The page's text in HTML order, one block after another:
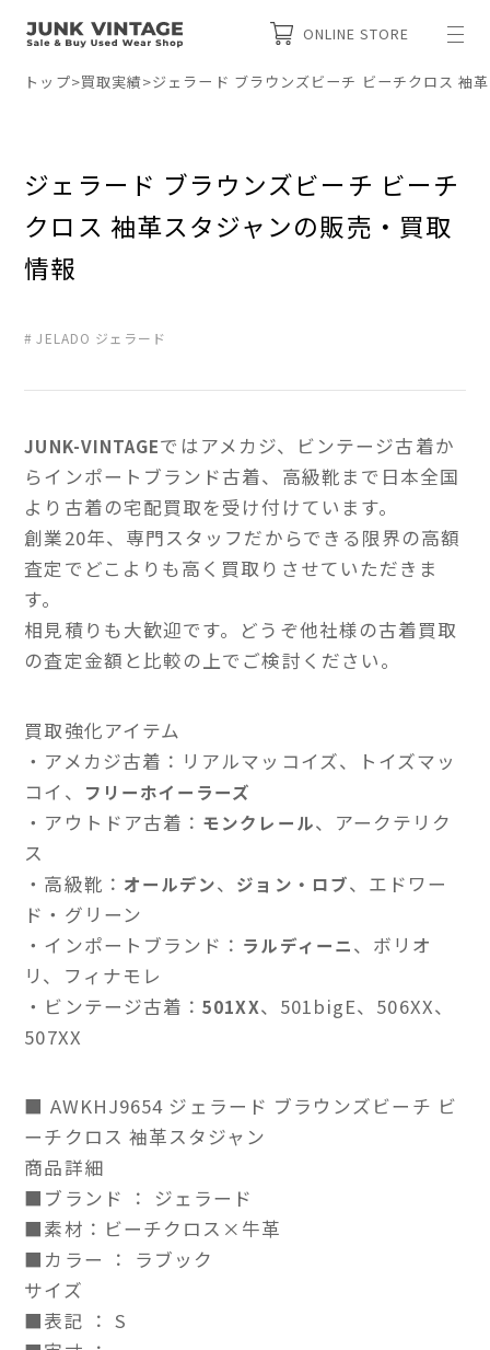
ONLINE STORE
トップ>買取実績>ジェラード ブラウンズビーチ ビーチクロス 袖
ジェラード ブラウンズビーチ ビーチ
クロス 袖革スタジャンの販売・買取
情報
JELADO ジェラード
JUNK-VINTAGEではアメカジ、ビンテージ古着か
らインポートブランド古着、高級靴まで日本全国
より古着の宅配買取を受け付けています。
創業20年、専門スタッフだからできる限界の高額
査定でどこよりも高く買取りさせていただきま
す。
相見積りも大歓迎です。どうぞ他社様の古着買取
の査定金額と比較の上でご検討ください。
買取強化アイテム
・アメカジ古着：リアルマッコイズ、トイズマッ
コイ、
フリーホイーラーズ
・アウトドア古着： モンクレール、アークテリク
ス
・高級靴： オールデン、 ジョン・ロブ、エドワー
ド・グリーン
・インポートブランド： ラルディーニ、ボリオ
リ、フィナモレ
・ビンテージ古着：501XX、501bigE、506XX、
507XX
■ AWKHJ9654 ジェラード ブラウンズビーチ ビ
ーチクロス 袖革スタジャン
商品詳細
■ブランド ： ジェラード
■素材：ビーチクロス×牛革
■カラー ： ラブック
サイズ
■表記 ： S